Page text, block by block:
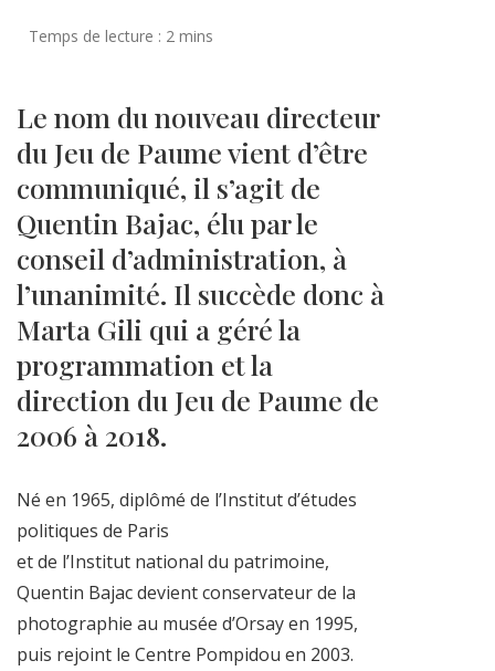
Le nom du nouveau directeur
du Jeu de Paume vient d’être
communiqué, il s’agit de
Quentin Bajac, élu par le
conseil d’administration, à
l’unanimité. Il succède donc à
Marta Gili qui a géré la
programmation et la
direction du Jeu de Paume de
2006 à 2018.
Né en 1965, diplômé de l’Institut d’études
politiques de Paris
et de l’Institut national du patrimoine,
Quentin Bajac devient conservateur de la
photographie au musée d’Orsay en 1995,
puis rejoint le Centre Pompidou en 2003.